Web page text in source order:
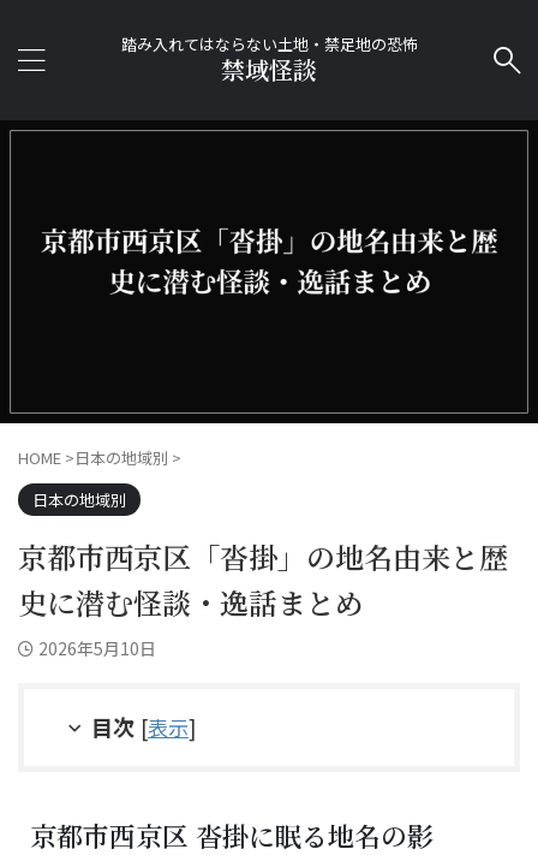
踏み入れてはならない土地・禁足地の恐怖
禁域怪談
HOME >日本の地域別 >
日本の地域別
京都市西京区「沓掛」の地名由来と歴
史に潜む怪談・逸話まとめ
2026年5月10日
目次 [表示]
京都市西京区 沓掛に眠る地名の影